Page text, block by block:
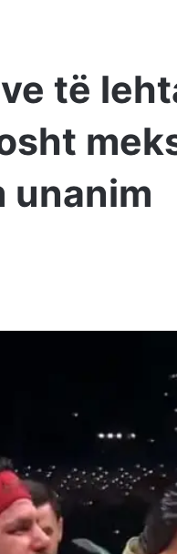
të
unanim